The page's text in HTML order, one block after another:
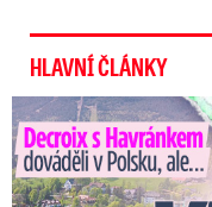
HLAVNÍ ČLÁNKY
Decroix s Havránkem